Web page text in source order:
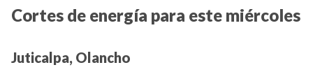
Cortes de energía para este miércoles
Juticalpa, Olancho